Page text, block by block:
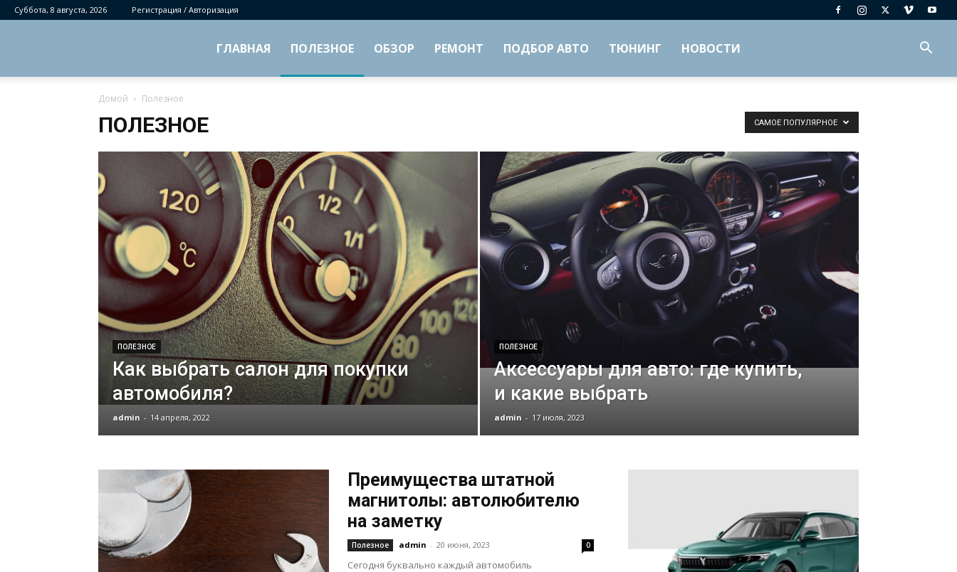
Суббота, 8 августа, 2026 Регистрация / Авторизация
ГЛАВНАЯ ПОЛЕЗНОЕ ОБЗОР РЕМОНТ ПОДБОР АВТО ТЮНИНГ НОВОСТИ
Домой Полезное
ПОЛЕЗНОЕ САМОЕ ПОПУЛЯРНОЕ
ПОЛЕЗНОЕ
Как выбрать салон для покупки
автомобиля?
admin - 14 апреля, 2022
ПОЛЕЗНОЕ
Аксессуары для авто: где купить,
и какие выбрать
admin - 17 июля, 2023
Преимущества штатной
магнитолы: автолюбителю
на заметку
Полезное admin - 20 июня, 2023 0
Сегодня буквально каждый автомобиль